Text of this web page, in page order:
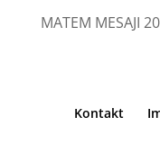
MATEM MESAJI
Kontakt